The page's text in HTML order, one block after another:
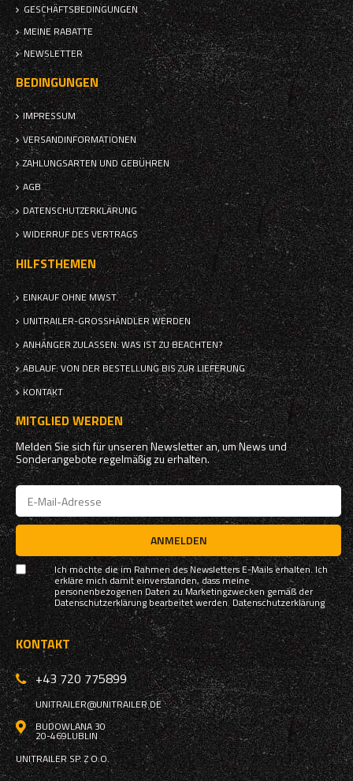
GESCHÄFTSBEDINGUNGEN
MEINE RABATTE
NEWSLETTER
BEDINGUNGEN
IMPRESSUM
VERSANDINFORMATIONEN
ZAHLUNGSARTEN UND GEBÜHREN
AGB
DATENSCHUTZERKLÄRUNG
WIDERRUF DES VERTRAGS
HILFSTHEMEN
EINKAUF OHNE MWST.
UNITRAILER-GROSSHÄNDLER WERDEN
ANHÄNGER ZULASSEN: WAS IST ZU BEACHTEN?
ABLAUF: VON DER BESTELLUNG BIS ZUR LIEFERUNG
KONTAKT
MITGLIED WERDEN
Melden Sie sich für unseren Newsletter an, um News und
Sonderangebote regelmäßig zu erhalten.
ANMELDEN
Ich möchte die im Rahmen des Newsletters E-Mails erhalten. Ich
erkläre mich damit einverstanden, dass meine
personenbezogenen Daten zu Marketingzwecken gemäß der
Datenschutzerklärung bearbeitet werden.Datenschutzerklärung
KONTAKT
+43 720 775899
UNITRAILER@UNITRAILER.DE
BUDOWLANA 30
20-469LUBLIN
UNITRAILER SP. Z O.O.